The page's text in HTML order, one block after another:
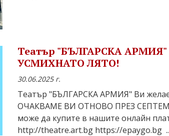
Театър "БЪЛГАРСКА
УСМИХНАТО ЛЯТО!
30.06.2025 г.
Театър "БЪЛГАРСКА АРМИЯ" Ви
ОЧАКВАМЕ ВИ ОТНОВО ПРЕЗ
може да купите в нашите онлайн
http://theatre.art.bg https://epaygo.bg